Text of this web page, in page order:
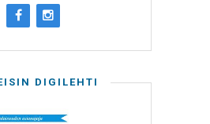
DIGILEHTI